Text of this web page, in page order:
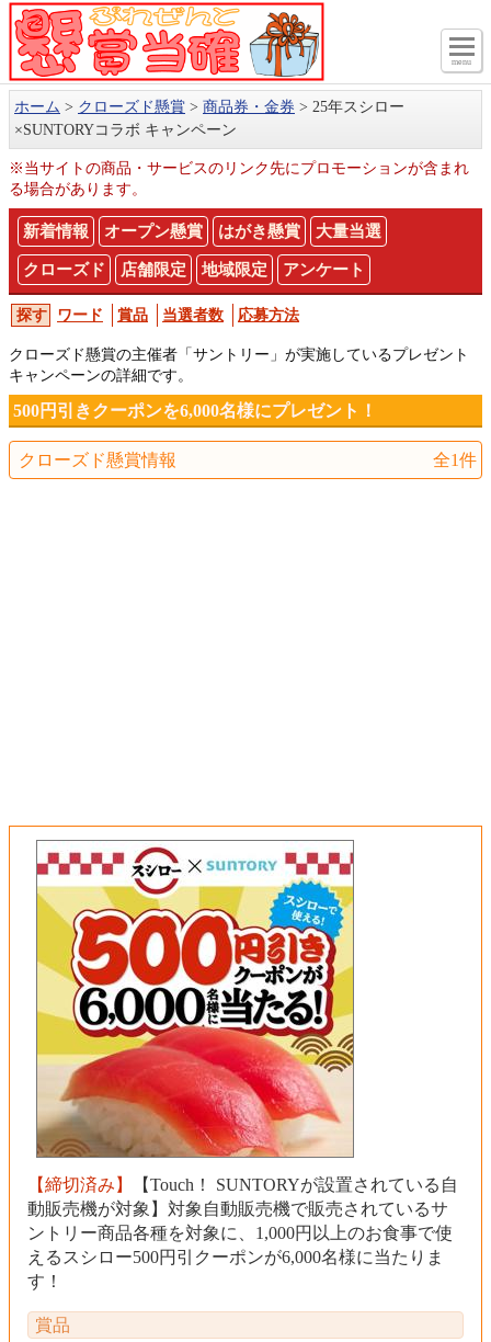
menu
ホーム クローズド懸賞 商品券・金券
25年スシロー
×SUNTORYコラボ キャンペーン
※当サイトの商品・サービスのリンク先にプロモーションが含まれ
る場合があります。
新着情報 オープン懸賞 はがき懸賞 大量当選
クローズド 店舗限定 地域限定 アンケート
ワード 賞品 当選者数 応募方法
クローズド懸賞の主催者「サントリー」が実施しているプレゼント
キャンペーンの詳細です。
500円引きクーポンを6,000名様にプレゼント！
クローズド懸賞情報 全1件
【締切済み】
【Touch！ SUNTORYが設置されている自
動販売機が対象】対象自動販売機で販売されているサ
ントリー商品各種を対象に、1,000円以上のお食事で使
えるスシロー500円引クーポンが6,000名様に当たりま
す！
賞品